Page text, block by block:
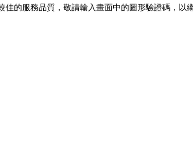
的服務品質，敬請輸入畫面中的圖形驗證碼，以